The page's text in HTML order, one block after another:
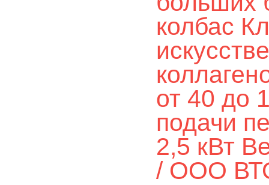
колбас
от 40 до
подачи
2,5 кВт
/ ООО